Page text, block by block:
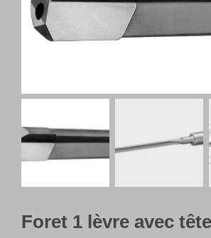
Français
Foret 1 lèvre avec